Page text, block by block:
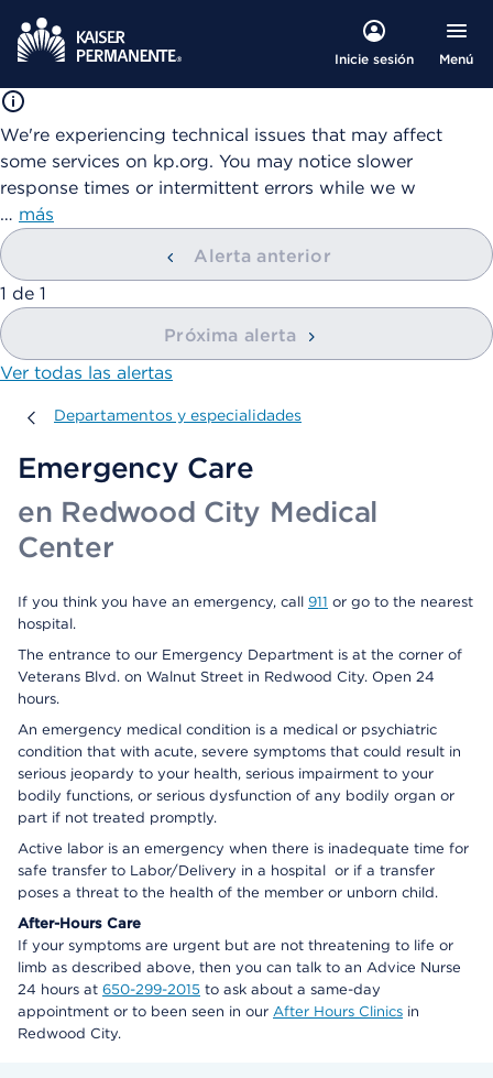
Inicie sesión Menú
We're experiencing technical issues that may affect
some services on kp.org. You may notice slower
response times or intermittent errors while we w
… más
Alerta anterior
mostrando
1 de 1
Próxima alerta
Ver todas las alertas
Departamentos y especialidades
Departamentos y especialidades
Emergency Care
en Redwood City Medical
Center
If you think you have an emergency, call 911 or go to the nearest
hospital.
The entrance to our Emergency Department is at the corner of
Veterans Blvd. on Walnut Street in Redwood City. Open 24
hours.
An emergency medical condition is a medical or psychiatric
condition that with acute, severe symptoms that could result in
serious jeopardy to your health, serious impairment to your
bodily functions, or serious dysfunction of any bodily organ or
part if not treated promptly.
Active labor is an emergency when there is inadequate time for
safe transfer to Labor/Delivery in a hospital or if a transfer
poses a threat to the health of the member or unborn child.
After-Hours Care
If your symptoms are urgent but are not threatening to life or
limb as described above, then you can talk to an Advice Nurse
24 hours at 650-299-2015 to ask about a same-day
appointment or to been seen in our After Hours Clinics in
Redwood City.